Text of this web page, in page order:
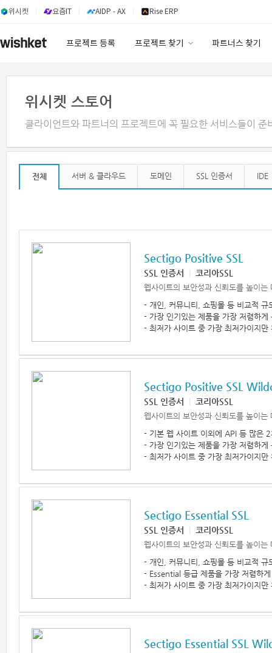
위시켓 요즘IT AIDP - AX Rise ERP
프로젝트 등록 프로젝트 찾기 파트너스 찾기
위시켓 스토어
클라이언트와 파트너의 프로젝트에 꼭 필요한 서비스들이 준
전체 서버 & 클라우드 도메인 SSL 인증서 IDE
Sectigo Positive SSL
SSL 인증서 코리아SSL
웹사이트의 보안성과 신뢰도를 높이
- 개인, 커뮤니티, 쇼핑몰 등 비교적 규
- 가장 인기있는 제품을 가장 저렴하게
- 최저가 사이트 중 가장 최저가이지
Sectigo Positive SSL
SSL 인증서 코리아SSL
웹사이트의 보안성과 신뢰도를 높이
- 기본 웹 사이트 이외에 API 등 많은
- 가장 인기있는 제품을 가장 저렴하게
- 최저가 사이트 중 가장 최저가이지
Sectigo Essential SSL
SSL 인증서 코리아SSL
웹사이트의 보안성과 신뢰도를 높이
- 개인, 커뮤니티, 쇼핑몰 등 비교적 규
- Essential 등급 제품을 가장 저렴하
- 최저가 사이트 중 가장 최저가이지
Sectigo Essential SSL